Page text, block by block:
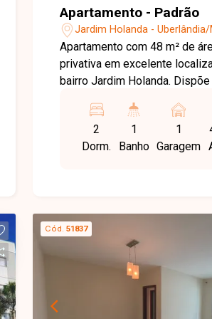
Apartamento - Padrão
Jardim Holanda - Uberlândia/
Apartamento com 48 m² de
privativa em excelente
bairro Jardim Holanda.
armário planejado, dois
armários, cozinha com
planejados, banheiro social
com quiosque e parquinho. Agende
agora mesmo uma visita e
conhecer pessoalmente todos
detalhes deste incrível imóvel.
Estamos à disposição para
suas dúvidas e auxiliar em
2
Dorm.
1
Banho
1
Garagem
Cód. 51837